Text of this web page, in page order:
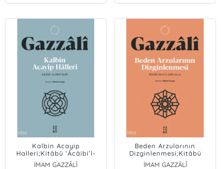
Kalbin Acayip
Halleri;Kitâbü ‘Âcâibi’l-
Kalb
İMAM GAZZÂLÎ
Beden Arzularının
Dizginlenmesi;Kitâbü
Kesri’ş-Şehveteyn
İMAM GAZZÂLÎ